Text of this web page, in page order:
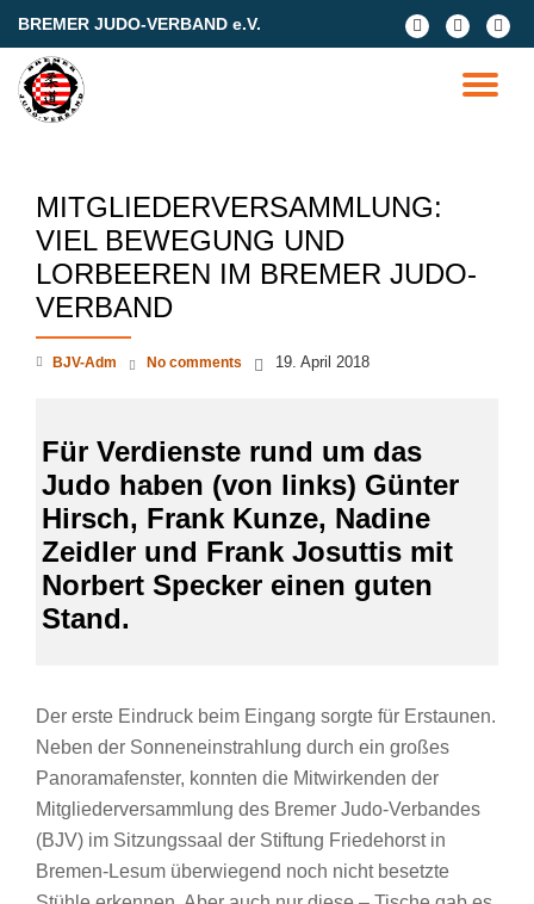
content
BREMER JUDO-VERBAND e.V.
fa-
facebook
fa-
facebook
fa-
google-
plus-
square
MITGLIEDERVERSAMMLUNG:
VIEL BEWEGUNG UND
LORBEEREN IM BREMER JUDO-
VERBAND
BJV-Adm 19. April 2018
No comments
Für Verdienste rund um das
Judo haben (von links) Günter
Hirsch, Frank Kunze, Nadine
Zeidler und Frank Josuttis mit
Norbert Specker einen guten
Stand.
Der erste Eindruck beim Eingang sorgte für Erstaunen.
Neben der Sonneneinstrahlung durch ein großes
Panoramafenster, konnten die Mitwirkenden der
Mitgliederversammlung des Bremer Judo-Verbandes
(BJV) im Sitzungssaal der Stiftung Friedehorst in
Bremen-Lesum überwiegend noch nicht besetzte